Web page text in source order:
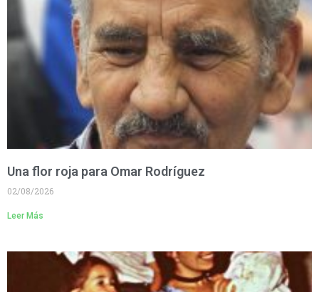
Una flor roja para Omar Rodríguez
02/08/2026
Leer Más